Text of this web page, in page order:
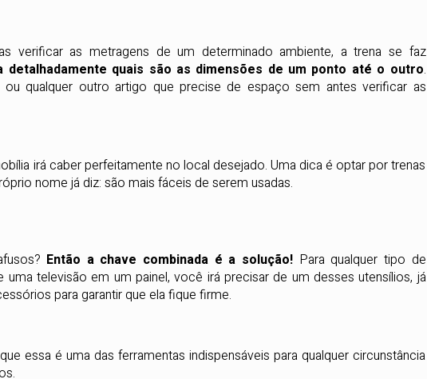
verificar as metragens de um determinado ambiente, a trena se faz
detalhadamente quais são as dimensões de um ponto até o outro.
ou qualquer outro artigo que precise de espaço sem antes verificar as
irá caber perfeitamente no local desejado. Uma dica é optar por trenas
nome já diz: são mais fáceis de serem usadas.
Então a chave combinada é a solução!Para qualquer tipo de
televisão em um painel, você irá precisar de um desses utensílios, já
para garantir que ela fique firme.
essa é uma das ferramentas indispensáveis para qualquer circunstância